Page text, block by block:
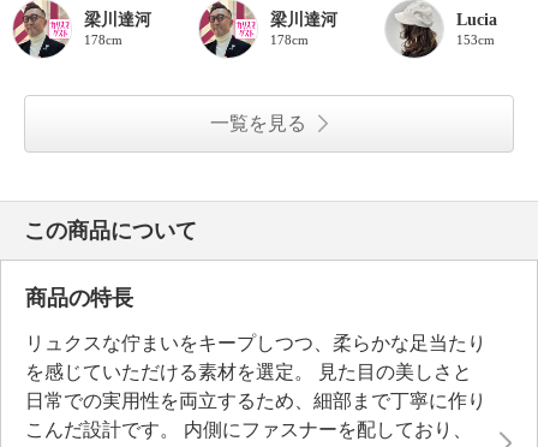
梁川達河
178cm
梁川達河
178cm
Lucia
153cm
一覧を見る
この商品について
商品の特長
リュクスな佇まいをキープしつつ、柔らかな足当たり
を感じていただける素材を選定。 見た目の美しさと
日常での実用性を両立するため、細部まで丁寧に作り
こんだ設計です。 内側にファスナーを配しており、